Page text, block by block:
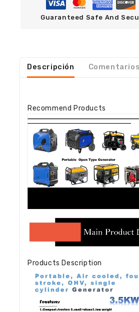
Guaranteed Safe And
Descripción
Recommend Products
Products Description